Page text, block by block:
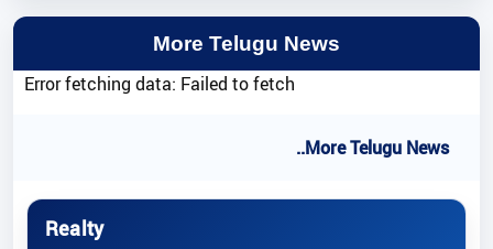
More Telugu News
Error fetching data: Failed to fetch
..More Telugu News
Realty